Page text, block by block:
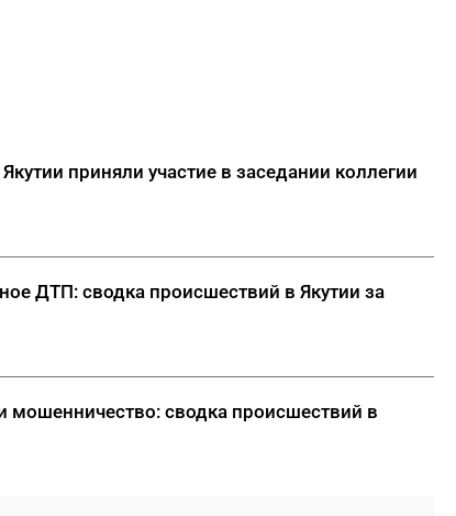
приняли участие в заседании коллегии
ДТП: сводка происшествий в Якутии за
мошенничество: сводка происшествий в